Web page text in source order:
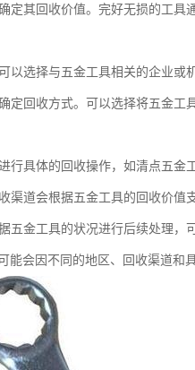
定其回收价值。完好无损的工
以选择与五金工具相关的企业或
定回收方式。可以选择将五金
行具体的回收操作，如清点五金
渠道会根据五金工具的回收价值
五金工具的状况进行后续处理，
能会因不同的地区、回收渠道和